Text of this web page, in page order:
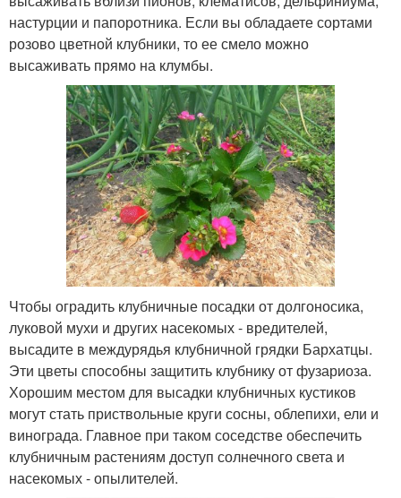
настурции и папоротника. Если вы обладаете сортами
розово цветной клубники, то ее смело можно
высаживать прямо на клумбы.
Чтобы оградить клубничные посадки от долгоносика,
луковой мухи и других насекомых - вредителей,
высадите в междурядья клубничной грядки Бархатцы.
Эти цветы способны защитить клубнику от фузариоза.
Хорошим местом для высадки клубничных кустиков
могут стать приствольные круги сосны, облепихи, ели и
винограда. Главное при таком соседстве обеспечить
клубничным растениям доступ солнечного света и
насекомых - опылителей.